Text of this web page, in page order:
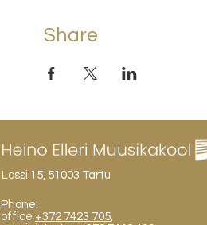
Share
Lossi 15, 51003 Tartu
Phone:
office +372 7423 705